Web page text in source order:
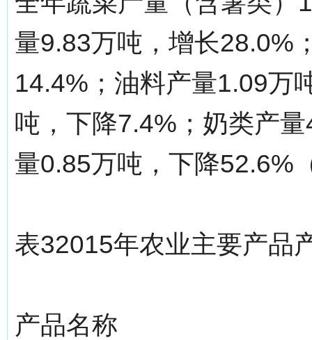
量9.83万吨，增长28.0%
14.4%；油料产量1.09万
吨，下降7.4%；奶类产
量0.85万吨，下降52.6%
表32015年农业主要产品
产品名称